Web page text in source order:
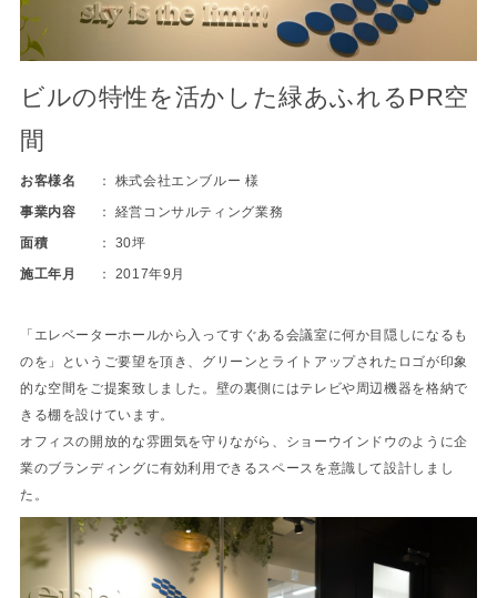
ビルの特性を活かした緑あふれるPR空
間
お客様名
株式会社エンブルー 様
事業内容
経営コンサルティング業務
面積
30坪
施工年月
2017年9月
「エレベーターホールから入ってすぐある会議室に何か目隠しになるも
のを」というご要望を頂き、グリーンとライトアップされたロゴが印象
的な空間をご提案致しました。壁の裏側にはテレビや周辺機器を格納で
きる棚を設けています。
オフィスの開放的な雰囲気を守りながら、ショーウインドウのように企
業のブランディングに有効利用できるスペースを意識して設計しまし
た。